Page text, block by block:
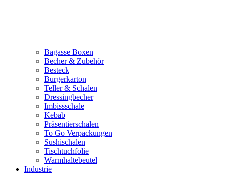
Bagasse Boxen
Becher & Zubehör
Besteck
Burgerkarton
Teller & Schalen
Dressingbecher
Imbissschale
Kebab
Präsentierschalen
To Go Verpackungen
Sushischalen
Tischtuchfolie
Warmhaltebeutel
Industrie